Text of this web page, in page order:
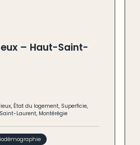
– Haut-Saint-
, État du logement, Superficie,
Laurent, Montérégie